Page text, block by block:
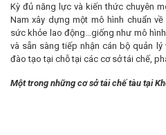
Kỳ đủ năng lực và kiến thức chuyên
Nam xây dựng một mô hình chuẩn
sức khỏe lao động…giống như mô hình
và sẵn sàng tiếp nhận cán bộ quản
đào tạo tại chỗ tại các cơ sở tái chế,
Một trong những cơ sở tái chế tàu tại